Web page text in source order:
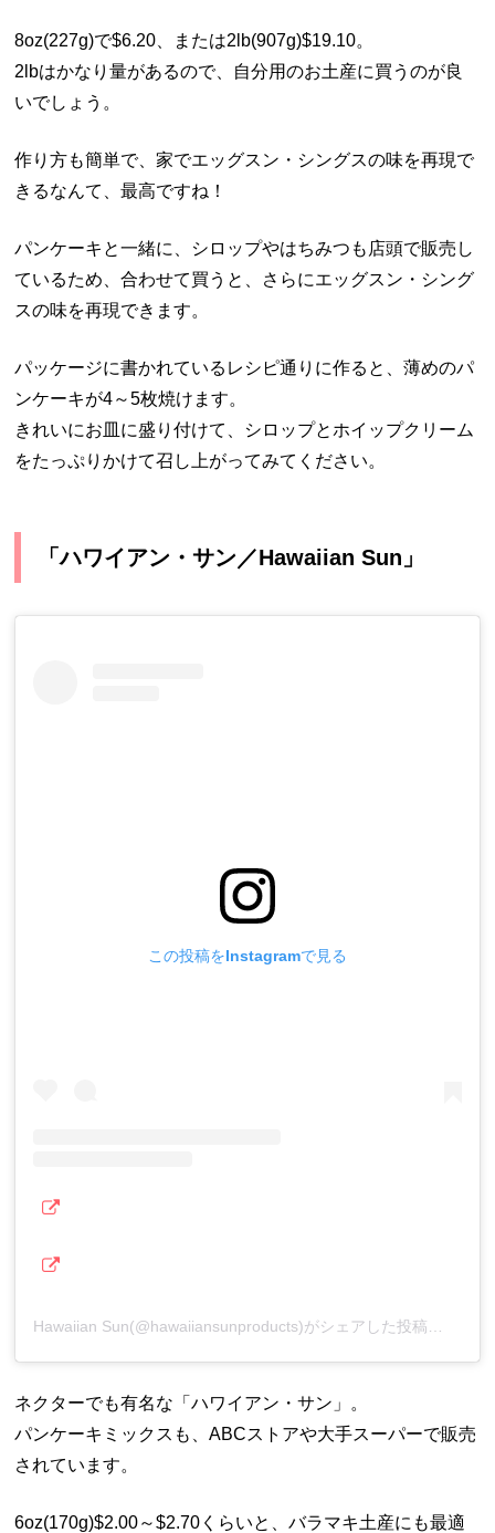
8oz(227g)で$6.20、または2lb(907g)$19.10。
2lbはかなり量があるので、自分用のお土産に買うのが良
いでしょう。
作り方も簡単で、家でエッグスン・シングスの味を再現で
きるなんて、最高ですね！
パンケーキと一緒に、シロップやはちみつも店頭で販売し
ているため、合わせて買うと、さらにエッグスン・シング
スの味を再現できます。
パッケージに書かれているレシピ通りに作ると、薄めのパ
ンケーキが4～5枚焼けます。
きれいにお皿に盛り付けて、シロップとホイップクリーム
をたっぷりかけて召し上がってみてください。
「ハワイアン・サン／Hawaiian Sun」
この投稿をInstagramで見る
ネクターでも有名な「ハワイアン・サン」。
パンケーキミックスも、ABCストアや大手スーパーで販売
されています。
6oz(170g)$2.00～$2.70くらいと、バラマキ土産にも最適